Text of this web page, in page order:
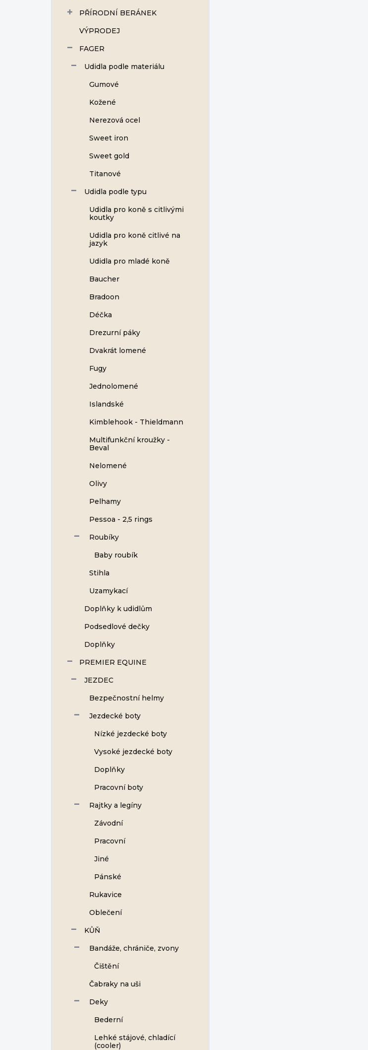
PŘÍRODNÍ BERÁNEK
VÝPRODEJ
FAGER
Udidla podle materiálu
Gumové
Kožené
Nerezová ocel
Sweet iron
Sweet gold
Titanové
Udidla podle typu
Udidla pro koně s citlivými
koutky
Udidla pro koně citlivé na
jazyk
Udidla pro mladé koně
Baucher
Bradoon
Déčka
Drezurní páky
Dvakrát lomené
Fugy
Jednolomené
Islandské
Kimblehook - Thieldmann
Multifunkční kroužky -
Beval
Nelomené
Olivy
Pelhamy
Pessoa - 2,5 rings
Roubíky
Baby roubík
Stihla
Uzamykací
Doplňky k udidlům
Podsedlové dečky
Doplňky
PREMIER EQUINE
JEZDEC
Bezpečnostní helmy
Jezdecké boty
Nízké jezdecké boty
Vysoké jezdecké boty
Doplňky
Pracovní boty
Rajtky a legíny
Závodní
Pracovní
Jiné
Pánské
Rukavice
Oblečení
KŮŇ
Bandáže, chrániče, zvony
Čištění
Čabraky na uši
Deky
Bederní
Lehké stájové, chladící
(cooler)